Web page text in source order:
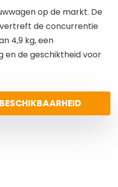
op de markt. De
de concurrentie
4,9 kg, een
en de geschiktheid voor